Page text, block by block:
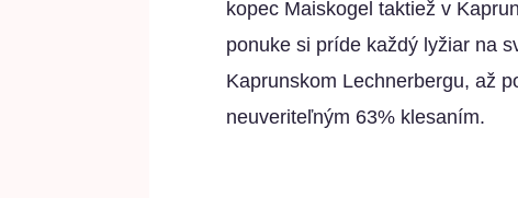
kopec Maiskogel taktiež v
ponuke si príde každý lyžiar na
Kaprunskom Lechnerbergu, až
neuveriteľným 63% klesaním.